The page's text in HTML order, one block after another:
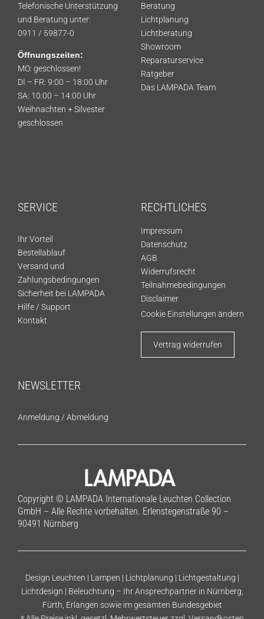
Telefonische Unterstützung
und Beratung unter:
0911 / 59877-0
Öffnungszeiten:
MO: geschlossen!
DI – FR: 9:00 – 18:00 Uhr
SA: 10:00 – 14:00 Uhr
Weihnachten + Silvester
geschlossen
Beratung
Lichtplanung
Lichtberatung
Showroom
Reparaturservice
Ratgeber
Das LAMPADA Team
SERVICE
Ihr Vorteil
Bestellablauf
Versand und
Zahlungsbedingungen
Sicherheit bei LAMPADA
Hilfe / Support
Kontakt
RECHTLICHES
Impressum
Datenschutz
AGB
Widerrufsrecht
Teilnahmebedingungen
Disclaimer
Cookie Einstellungen ändern
Vertrag widerrufen
NEWSLETTER
Anmeldung / Abmeldung
Copyright © LAMPADA Internationale Leuchten Collection
GmbH – Alle Rechte vorbehalten. Erlenstegenstraße 90 –
90491 Nürnberg
Design Leuchten | Lampen | Lichtplanung | Lichtgestaltung |
Lichtdesign | Beleuchtung – Ihr Ansprechpartner in Nürnberg,
Fürth, Erlangen sowie im gesamten Bundesgebiet